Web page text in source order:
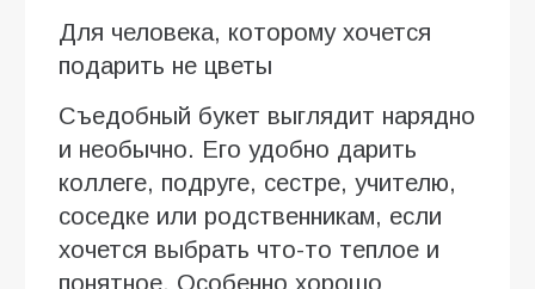
Для человека, которому хочется
подарить не цветы
Съедобный букет выглядит нарядно
и необычно. Его удобно дарить
коллеге, подруге, сестре, учителю,
соседке или родственникам, если
хочется выбрать что-то теплое и
понятное. Особенно хорошо